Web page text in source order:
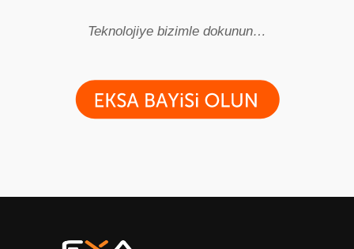
Teknolojiye bizimle dokunun…